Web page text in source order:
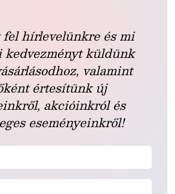
hírlevelünkre és mi
kedvezményt küldünk
valamint
értesítünk új
akcióinkról és
eseményeinkről!